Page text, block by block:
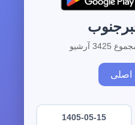
1405-05-15